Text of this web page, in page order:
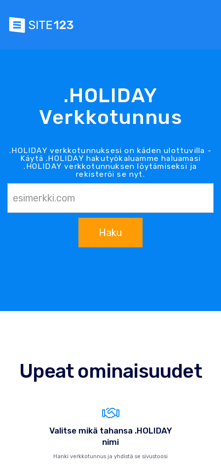
.HOLIDAY
Verkkotunnus
.HOLIDAY verkkotunnuksesi on käden ulottuvilla -
Käytä .HOLIDAY hakutyökaluamme haluamasi
.HOLIDAY verkkotunnuksen löytämiseksi ja
rekisteröi se nyt.
Haku
Upeat ominaisuudet
Valitse mikä tahansa .HOLIDAY
nimi
Hanki verkkotunnus ja yhdistä se sivustoosi